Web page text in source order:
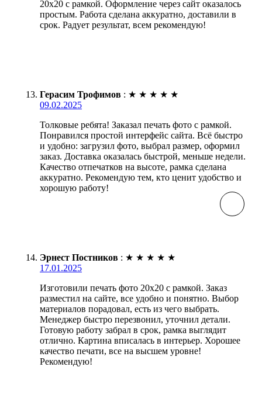
20х20 с рамкой. Оформление через сайт оказалось
простым. Работа сделана аккуратно, доставили в
срок. Радует результат, всем рекомендую!
Герасим Трофимов : ★ ★ ★ ★ ★
09.02.2025
Толковые ребята! Заказал печать фото с рамкой.
Понравился простой интерфейс сайта. Всё быстро
и удобно: загрузил фото, выбрал размер, оформил
заказ. Доставка оказалась быстрой, меньше недели.
Качество отпечатков на высоте, рамка сделана
аккуратно. Рекомендую тем, кто ценит удобство и
хорошую работу!
Эрнест Постников : ★ ★ ★ ★ ★
17.01.2025
Изготовили печать фото 20х20 с рамкой. Заказ
разместил на сайте, все удобно и понятно. Выбор
материалов порадовал, есть из чего выбрать.
Менеджер быстро перезвонил, уточнил детали.
Готовую работу забрал в срок, рамка выглядит
отлично. Картина вписалась в интерьер. Хорошее
качество печати, все на высшем уровне!
Рекомендую!